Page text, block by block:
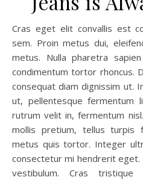
Cras eget elit convallis est condimentum congue non id
sem. Proin metus dui,
metus. Nulla pharetra
condimentum tortor rhoncus.
consequat diam dignissim ut.
ut, pellentesque fermentum
rutrum velit in, fermentum
mollis pretium, tellus turpis
metus quis tortor. Integer
consectetur mi hendrerit
vestibulum. Cras tristique